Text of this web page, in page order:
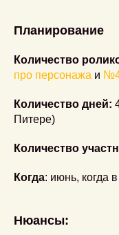
Планирование
Количество
про персонажа и
Количество дней:
Питере)
Количество
Когда: июнь, когда
Нюансы: